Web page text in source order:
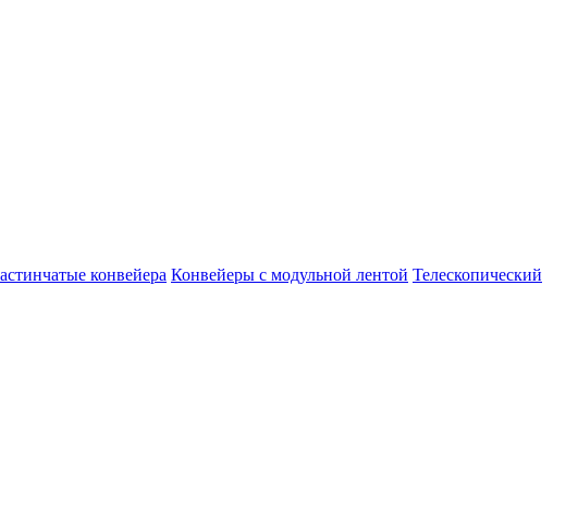
конвейера Конвейеры с модульной лентой Телескопический